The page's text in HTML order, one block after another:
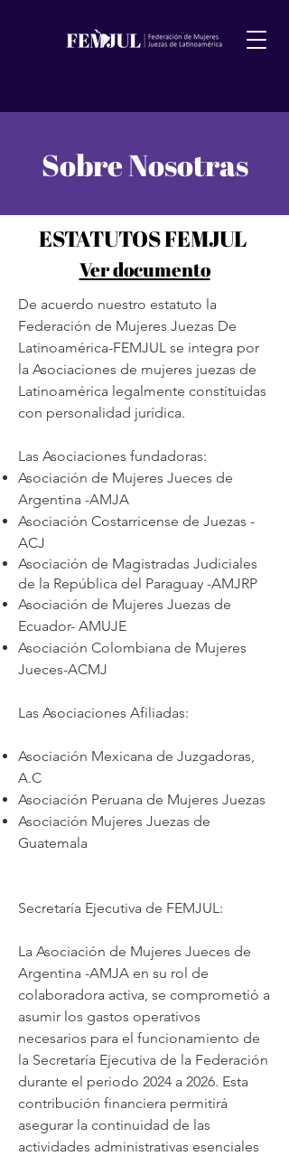
Sobre Nosotras
ESTATUTOS FEMJUL
Ver documento
De acuerdo nuestro estatuto la
Federación de Mujeres Juezas De
Latinoamérica-FEMJUL se integra por
la Asociaciones de mujeres juezas de
Latinoamérica legalmente constituidas
con personalidad jurídica.
Las Asociaciones fundadoras:
Asociación de Mujeres Jueces de
Argentina -AMJA
Asociación Costarricense de Juezas -
ACJ
Asociación de Magistradas Judiciales
de la República del Paraguay -AMJRP
Asociación de Mujeres Juezas de
Ecuador- AMUJE
Asociación Colombiana de Mujeres
Jueces-ACMJ
Las Asociaciones Afiliadas:
Asociación Mexicana de Juzgadoras,
A.C
Asociación Peruana de Mujeres Juezas
Asociación Mujeres Juezas de
Guatemala
Secretaría Ejecutiva de FEMJUL:
La Asociación de Mujeres Jueces de
Argentina -AMJA en su rol de
colaboradora activa, se comprometió a
asumir los gastos operativos
necesarios para el funcionamiento de
la Secretaría Ejecutiva de la Federación
durante el periodo 2024 a 2026. Esta
contribución financiera permitirá
asegurar la continuidad de las
actividades administrativas esenciales